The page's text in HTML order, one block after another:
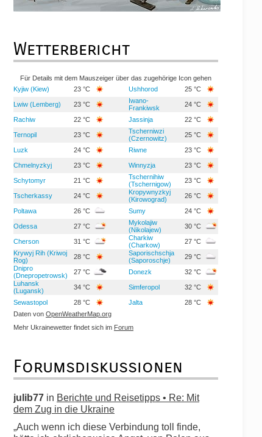
Wetterbericht
Für Details mit dem Mauszeiger über das zugehörige Icon gehen
Kyjiw (Kiew)
23 °C Ushhorod 25 °C
Lwiw (Lemberg) 23 °C
Iwano-
Frankiwsk
24 °C
Rachiw 22 °C Jassinja 22 °C
Ternopil 23 °C
Tscherniwzi
(Czernowitz)
25 °C
Luzk 24 °C Riwne 23 °C
Chmelnyzkyj 23 °C Winnyzja 23 °C
Schytomyr 21 °C
Tschernihiw
(Tschernigow)
23 °C
Tscherkassy 24 °C
Kropywnyzkyj
(Kirowograd)
26 °C
Poltawa 26 °C Sumy 24 °C
Odessa 27 °C
Mykolajiw
(Nikolajew)
30 °C
Cherson 31 °C
Charkiw
(Charkow)
27 °C
Krywyj Rih (Kriwoj
Rog)
28 °C
Saporischschja
(Saporoschje)
29 °C
Dnipro
(Dnepropetrowsk)
27 °C Donezk
32 °C
Luhansk
(Lugansk)
34 °C Simferopol 32 °C
Sewastopol 28 °C Jalta
28 °C
Daten von OpenWeatherMap.org
Mehr Ukrainewetter findet sich im Forum
Forumsdiskussionen
julib77 in Berichte und Reisetipps • Re: Mit
dem Zug in die Ukraine
„Auch wenn ich diese Verbindung toll finde,